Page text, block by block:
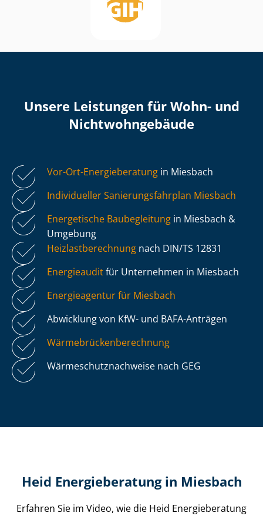
Unsere Leistungen für Wohn- und
Nicht­wohn­ge­bäu­de
Vor-Ort-Energieberatung in Miesbach
Individueller Sa­nie­rungs­fahr­plan Miesbach
Energetische Baubegleitung in Miesbach &
Umgebung
Heiz­last­be­rech­nung nach DIN/TS 12831
Energieauditfür Unternehmen in Miesbach
Energieagentur für Miesbach
Abwicklung von KfW- und BAFA-Anträgen
Wär­me­brü­cken­be­rech­nung
Wär­me­schutz­nach­wei­se nach GEG
Heid Energieberatung in Miesbach
Erfahren Sie im Video, wie die Heid Energieberatung